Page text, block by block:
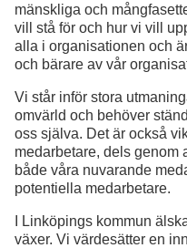
mänskliga och
vill stå för och hur vi vill
alla i organisationen och
och bärare av vår
Vi står inför stora
omvärld och behöver
oss själva. Det är också
medarbetare, dels genom
både våra nuvarande
potentiella medarbetare.
I Linköpings kommun
växer. Vi värdesätter en